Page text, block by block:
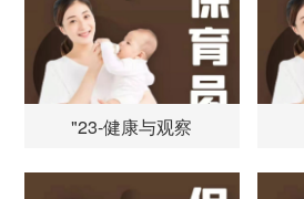
"23-健康与观察